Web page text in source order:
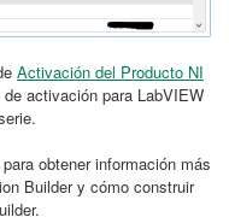
Activación del Producto NI
activación para LabVIEW
obtener información más
Builder y cómo construir